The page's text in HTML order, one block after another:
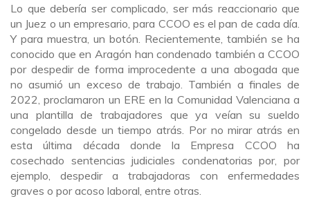
Lo que debería ser complicado, ser más reaccionario que
un Juez o un empresario, para CCOO es el pan de cada día.
Y para muestra, un botón. Recientemente, también se ha
conocido que en Aragón han condenado también a CCOO
por despedir de forma improcedente a una abogada que
no asumió un exceso de trabajo. También a finales de
2022, proclamaron un ERE en la Comunidad Valenciana a
una plantilla de trabajadores que ya veían su sueldo
congelado desde un tiempo atrás. Por no mirar atrás en
esta última década donde la Empresa CCOO ha
cosechado sentencias judiciales condenatorias por, por
ejemplo, despedir a trabajadoras con enfermedades
graves o por acoso laboral, entre otras.